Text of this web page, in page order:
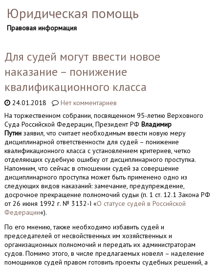
Юридическая помощь
Правовая информация
Для судей могут ввести новое
наказание – понижение
квалификационного класса
24.01.2018
Нет комментариев
На торжественном собрании, посвященном 95-летию Верховного
Суда Российской Федерации, Президент РФ Владимир
Путин заявил, что считает необходимым ввести новую меру
дисциплинарной ответственности для судей – понижение
квалификационного класса с установлением критериев, четко
отделяющих судебную ошибку от дисциплинарного проступка.
Напомним, что сейчас в отношении судей за совершение
дисциплинарного проступка может быть применено одно из
следующих видов наказаний: замечание, предупреждение,
досрочное прекращение полномочий судьи (п. 1 ст. 12.1 Закона РФ
от 26 июня 1992 г. № 3132-I «О статусе судей в Российской
Федерации«).
По его мнению, также необходимо избавить судей и
председателей от несвойственных им хозяйственных и
организационных полномочий и передать их администраторам
судов. Помимо этого, в числе предлагаемых новелл – наделение
помощников судей правом готовить проекты судебных решений, а